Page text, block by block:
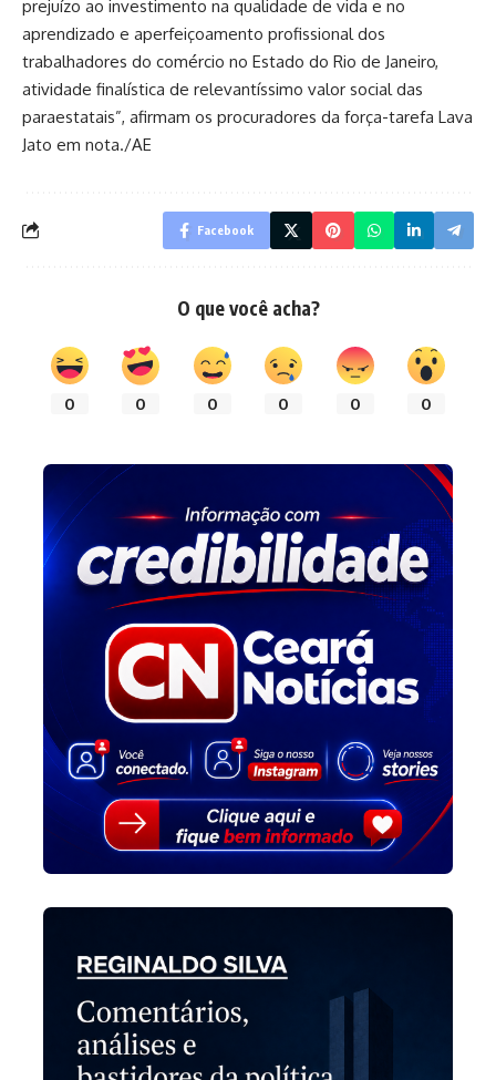
prejuízo ao investimento na qualidade de vida e no
aprendizado e aperfeiçoamento profissional dos
trabalhadores do comércio no Estado do Rio de Janeiro,
atividade finalística de relevantíssimo valor social das
paraestatais”, afirmam os procuradores da força-tarefa Lava
Jato em nota./AE
Facebook
O que você acha?
0 0 0 0 0 0